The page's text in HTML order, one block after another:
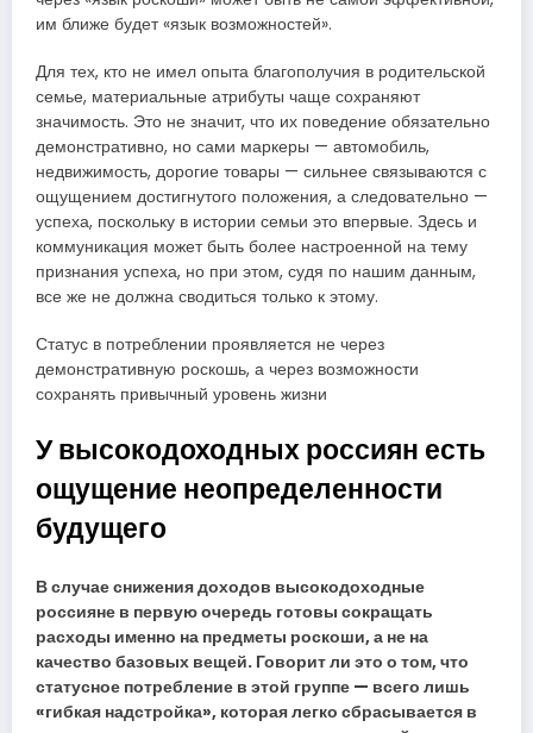
им ближе будет «язык возможностей».
Для тех, кто не имел опыта благополучия в родительской
семье, материальные атрибуты чаще сохраняют
значимость. Это не значит, что их поведение обязательно
демонстративно, но сами маркеры — автомобиль,
недвижимость, дорогие товары — сильнее связываются с
ощущением достигнутого положения, а следовательно —
успеха, поскольку в истории семьи это впервые. Здесь и
коммуникация может быть более настроенной на тему
признания успеха, но при этом, судя по нашим данным,
все же не должна сводиться только к этому.
Статус в потреблении проявляется не через
демонстративную роскошь, а через возможности
сохранять привычный уровень жизни
У высокодоходных россиян есть
ощущение неопределенности
будущего
В случае снижения доходов высокодоходные
россияне в первую очередь готовы сокращать
расходы именно на предметы роскоши, а не на
качество базовых вещей. Говорит ли это о том, что
статусное потребление в этой группе — всего лишь
«гибкая надстройка», которая легко сбрасывается в